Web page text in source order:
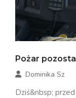
Pożar
Dominika Sz
Dziś&nbsp;